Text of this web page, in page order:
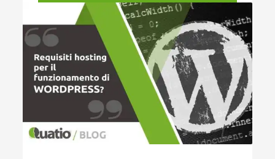
www.quatio.it
PUBLISHED IN WEB ,QUATIO BLOG